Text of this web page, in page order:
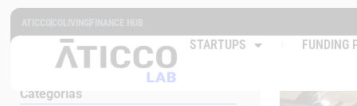
ATICCO COLIVING FINANCE HUB
STARTUPS FUNDING
Búsqueda por contenidos
Categorías